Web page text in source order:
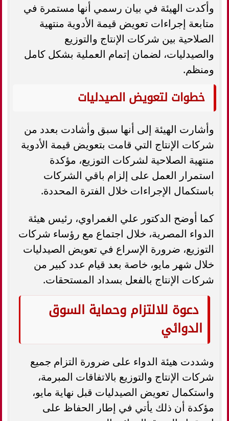
وأكدت الهيئة في بيان رسمي أنها مستمرة في
متابعة إجراءات تعويض قيمة الأدوية منتهية
الصلاحية بين شركات الإنتاج والتوزيع
والصيدليات، لضمان إتمام العملية بشكل كامل
ومنظم.
خطوات لتعويض الصيدليات
وأشارت الهيئة إلى أنها سبق وأشادت بعدد من
شركات الإنتاج التي قامت بتعويض قيمة الأدوية
منتهية الصلاحية لشركات التوزيع، مؤكدة
استمرار العمل على إلزام باقي الشركات
باستكمال الإجراءات خلال الفترة المحددة.
كما أوضح الدكتور علي الغمراوي، رئيس هيئة
الدواء المصرية، خلال اجتماع مع رؤساء شركات
التوزيع، ضرورة الإسراع في تعويض الصيدليات
خلال شهر مايو، خاصة بعد قيام عدد كبير من
شركات الإنتاج بالفعل بسداد المستحقات.
دعوة للالتزام وحماية السوق
الدوائي
وشددت هيئة الدواء على ضرورة التزام جميع
شركات الإنتاج والتوزيع بالاتفاقات المبرمة،
واستكمال تعويض الصيدليات قبل نهاية مايو،
مؤكدة أن ذلك يأتي في إطار الحفاظ على